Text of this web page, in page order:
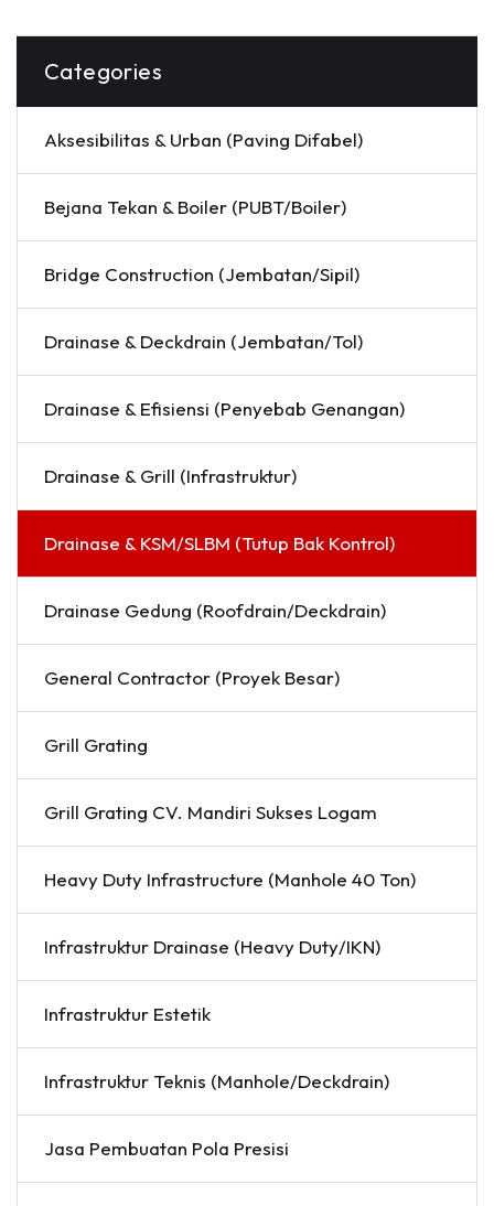
Categories
Aksesibilitas & Urban (Paving Difabel)
Bejana Tekan & Boiler (PUBT/Boiler)
Bridge Construction (Jembatan/Sipil)
Drainase & Deckdrain (Jembatan/Tol)
Drainase & Efisiensi (Penyebab Genangan)
Drainase & Grill (Infrastruktur)
Drainase & KSM/SLBM (Tutup Bak Kontrol)
Drainase Gedung (Roofdrain/Deckdrain)
General Contractor (Proyek Besar)
Grill Grating
Grill Grating CV. Mandiri Sukses Logam
Heavy Duty Infrastructure (Manhole 40 Ton)
Infrastruktur Drainase (Heavy Duty/IKN)
Infrastruktur Estetik
Infrastruktur Teknis (Manhole/Deckdrain)
Jasa Pembuatan Pola Presisi